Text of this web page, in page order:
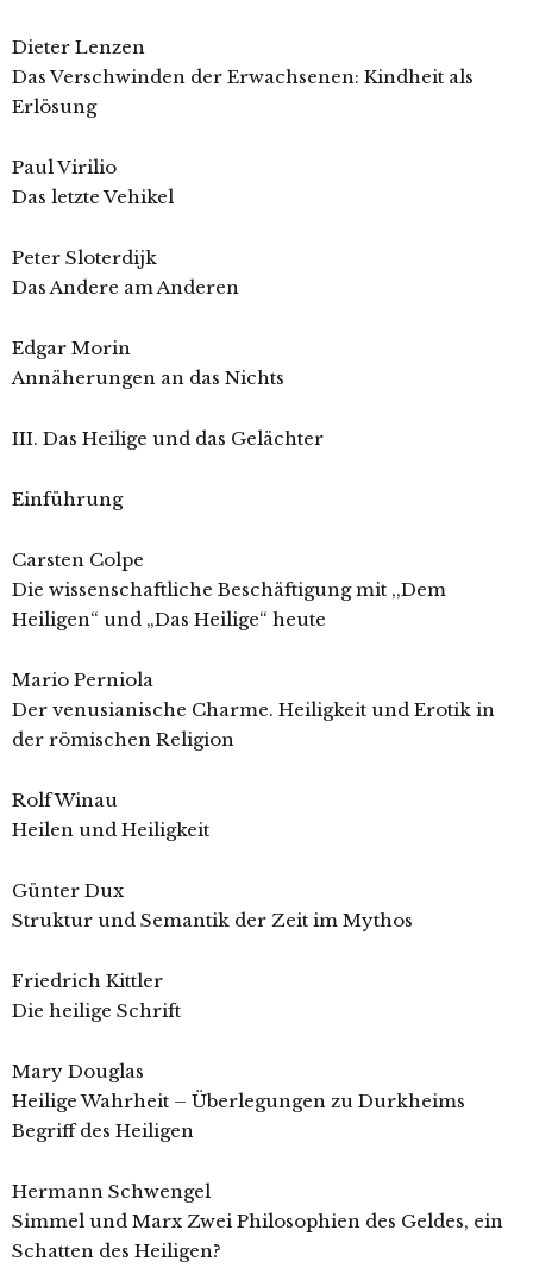
Dieter Lenzen
Das Verschwinden der Erwachsenen: Kindheit als
Erlösung
Paul Virilio
Das letzte Vehikel
Peter Sloterdijk
Das Andere am Anderen
Edgar Morin
Annäherungen an das Nichts
III. Das Heilige und das Gelächter
Einführung
Carsten Colpe
Die wissenschaftliche Beschäftigung mit ,,Dem
Heiligen“ und „Das Heilige“ heute
Mario Perniola
Der venusianische Charme. Heiligkeit und Erotik in
der römischen Religion
Rolf Winau
Heilen und Heiligkeit
Günter Dux
Struktur und Semantik der Zeit im Mythos
Friedrich Kittler
Die heilige Schrift
Mary Douglas
Heilige Wahrheit – Überlegungen zu Durkheims
Begriff des Heiligen
Hermann Schwengel
Simmel und Marx Zwei Philosophien des Geldes, ein
Schatten des Heiligen?